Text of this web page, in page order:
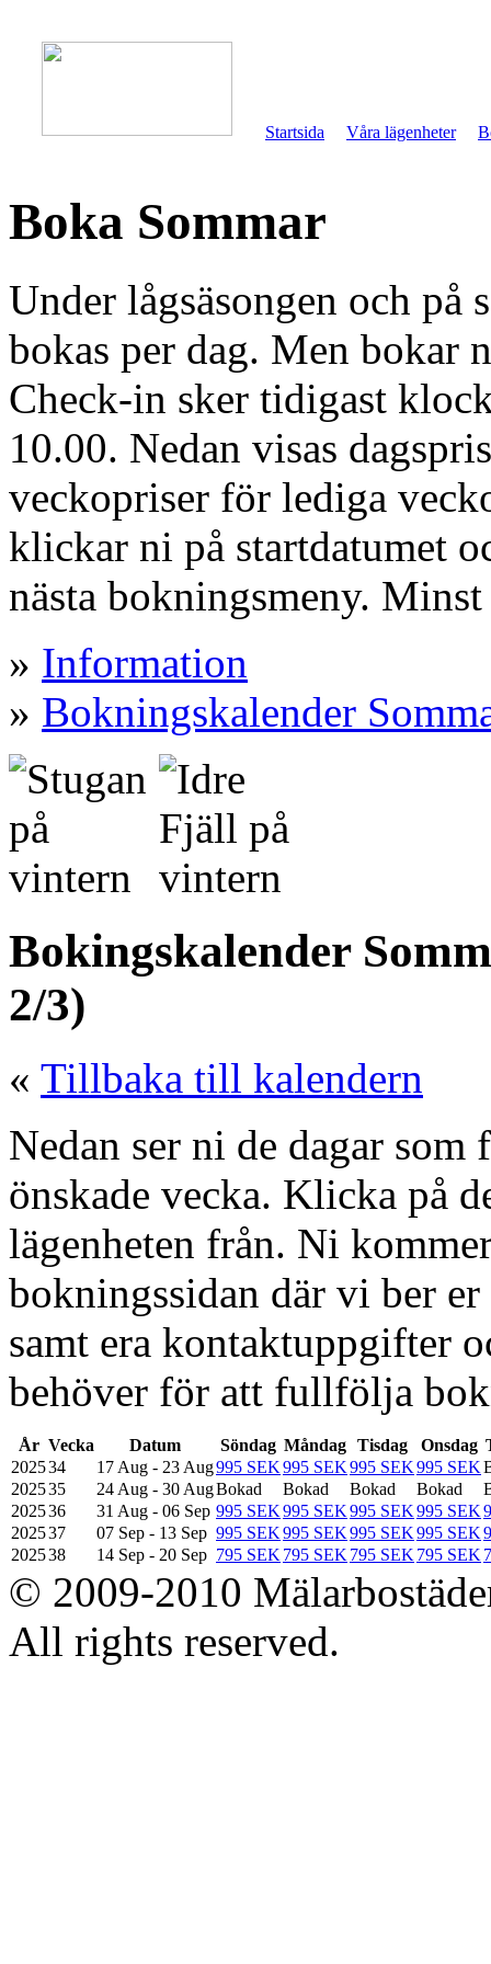
Startsida Våra lägenheter
Boka Sommar
Under lågsäsongen och på
bokas per dag. Men bokar
Check-in sker tidigast
10.00. Nedan visas
veckopriser för lediga
klickar ni på startdatumet
nästa bokningsmeny.
» Information
» Bokningskalender
Bokingskalender
2/3)
« Tillbaka till kalendern
Nedan ser ni de dagar
önskade vecka. Klicka på
lägenheten från. Ni
bokningssidan där vi ber
samt era kontaktuppgifter
behöver för att fullfölja
År Vecka Datum Söndag Måndag Tisdag Onsdag
202534 17 Aug - 23 Aug995 SEK995 SEK995 SEK995 SEK
202535 24 Aug - 30 AugBokad Bokad Bokad Bokad
202536 31 Aug - 06 Sep 995 SEK995 SEK995 SEK995 SEK
202537 07 Sep - 13 Sep 995 SEK995 SEK995 SEK995 SEK
202538 14 Sep - 20 Sep 795 SEK 795 SEK 795 SEK 795 SEK
© 2009-2010
All rights reserved.